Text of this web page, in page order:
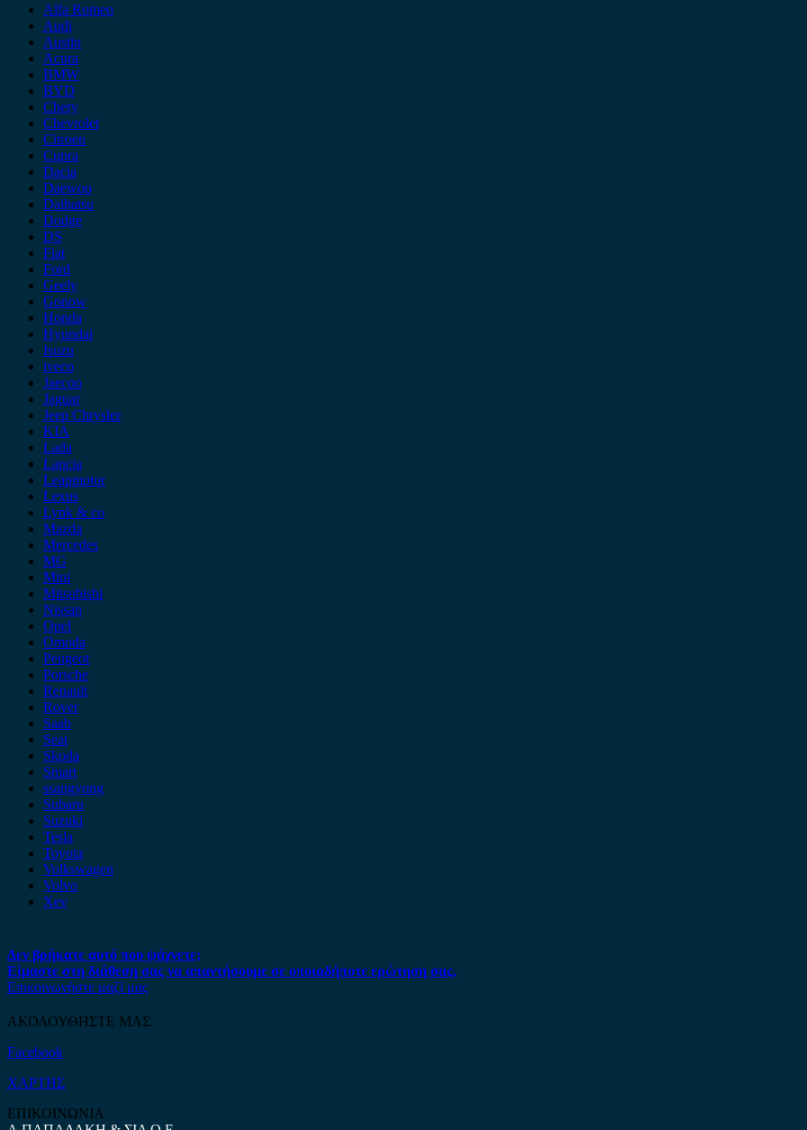
Alfa Romeo
Audi
Austin
Acura
BMW
BYD
Chery
Chevrolet
Citroen
Cupra
Dacia
Daewoo
Daihatsu
Dodge
DS
Fiat
Ford
Geely
Gonow
Honda
Hyundai
Isuzu
iveco
Jaecoo
Jaguar
Jeep Chrysler
KIA
Lada
Lancia
Leapmotor
Lexus
Lynk & co
Mazda
Mercedes
MG
Mini
Mitsubishi
Nissan
Opel
Omoda
Peugeot
Porsche
Renault
Rover
Saab
Seat
Skoda
Smart
ssangyong
Subaru
Suzuki
Tesla
Toyota
Volkswagen
Volvo
Xev
Δεν βρήκατε αυτό που ψάχνετε;
Είμαστε στη διάθεση σας να απαντήσουμε σε οποιαδήποτε ερώτηση σας.
Επικοινωνήστε μαζί μας
ΑΚΟΛΟΥΘΗΣΤΕ ΜΑΣ
Facebook
ΧΑΡΤΗΣ
ΕΠΙΚΟΙΝΩΝΙΑ